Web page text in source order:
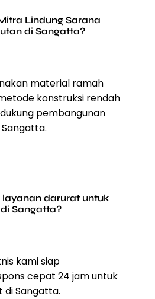
Lindung Sarana
di Sangatta?
material ramah
konstruksi rendah
pembangunan
darurat untuk
Sangatta?
kami siap
cepat 24 jam untuk
di Sangatta.